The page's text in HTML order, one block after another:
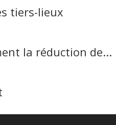
tiers-lieux
la réduction de...